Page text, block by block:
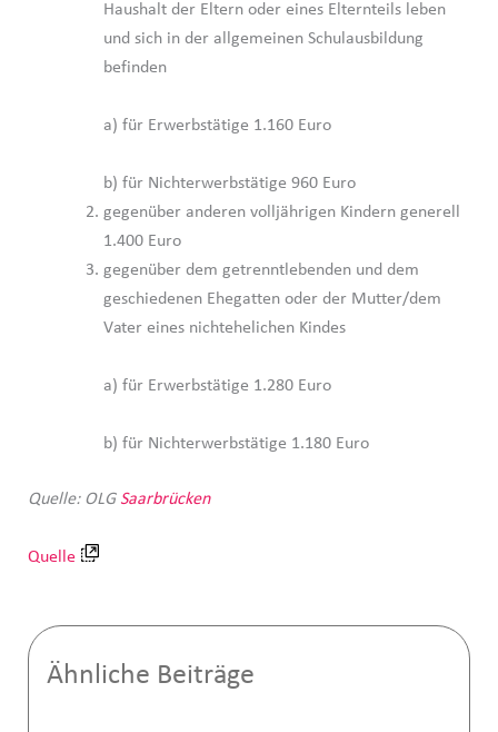
Haushalt der Eltern oder eines Elternteils leben
und sich in der allgemeinen Schulausbildung
befinden
a) für Erwerbstätige 1.160 Euro
b) für Nichterwerbstätige 960 Euro
gegenüber anderen volljährigen Kindern generell
1.400 Euro
gegenüber dem getrenntlebenden und dem
geschiedenen Ehegatten oder der Mutter/dem
Vater eines nichtehelichen Kindes
a) für Erwerbstätige 1.280 Euro
b) für Nichterwerbstätige 1.180 Euro
Quelle: OLG Saarbrücken
Quelle
Ähnliche Beiträge